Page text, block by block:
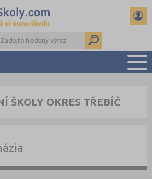
PŘÍPRAVA NA PŘIJÍMAČKY
ŠKOLY OKRES TŘEBÍČ